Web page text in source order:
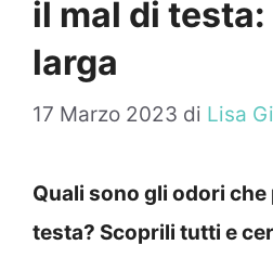
il mal di
larga
17 Marzo 2023 di Lisa
Quali sono gli odori
testa? Scoprili tutti e